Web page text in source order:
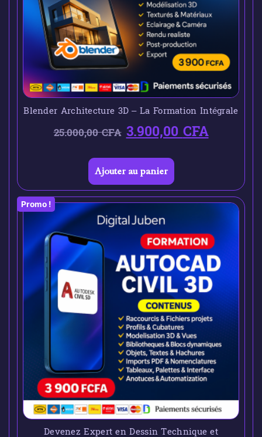
Blender Architecture 3D – La Formation Intégrale
25.000,00CFA 3.900,00CFA
Ajouter au panier
Promo !
Devenez Expert en Dessin Technique et